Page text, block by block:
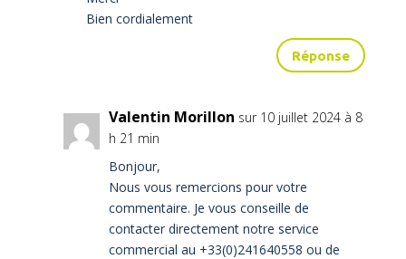
Bien cordialement
Réponse
Valentin Morillon sur 10 juillet 2024 à 8
h 21 min
Bonjour,
Nous vous remercions pour votre
commentaire. Je vous conseille de
contacter directement notre service
commercial au +33(0)241640558 ou de